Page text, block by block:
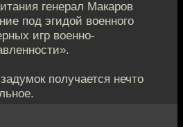
генерал Макаров
под эгидой военного
игр военно-
получается нечто